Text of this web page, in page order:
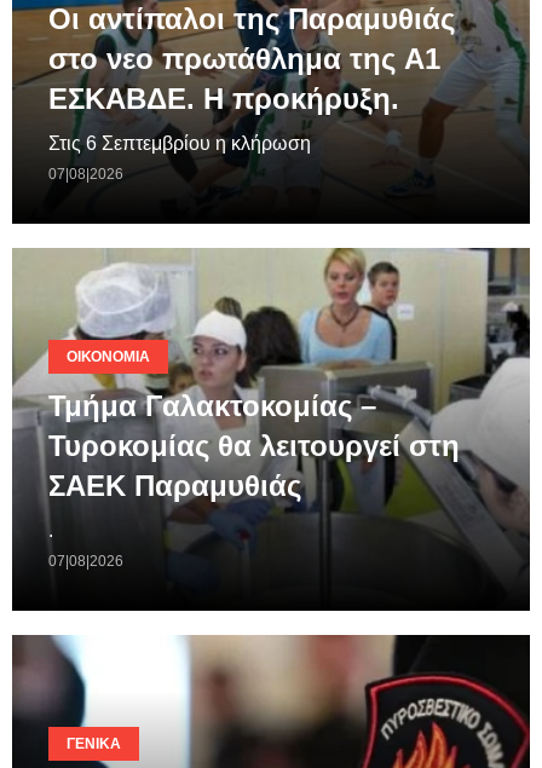
Οι αντίπαλοι της Παραμυθιάς
στο νεο πρωτάθλημα της A1
ΕΣΚΑΒΔΕ. Η προκήρυξη.
Στις 6 Σεπτεμβρίου η κλήρωση
07|08|2026
ΟΙΚΟΝΟΜΊΑ
Τμήμα Γαλακτοκομίας –
Τυροκομίας θα λειτουργεί στη
ΣΑΕΚ Παραμυθιάς
.
07|08|2026
ΓΕΝΙΚΆ